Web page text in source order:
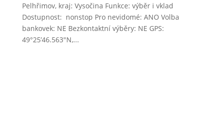
Pelhřimov, kraj: Vysočina Funkce: výběr i vklad
Dostupnost: nonstop Pro nevidomé: ANO Volba
bankovek: NE Bezkontaktní výběry: NE GPS:
49°25’46.563″N,...